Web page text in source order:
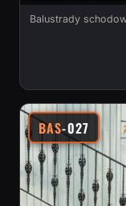
Balustrady
BAS-027